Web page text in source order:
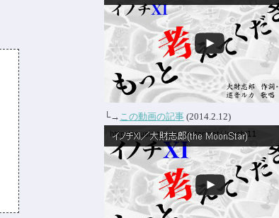
└→ この動画の記事 (2014.2.12)